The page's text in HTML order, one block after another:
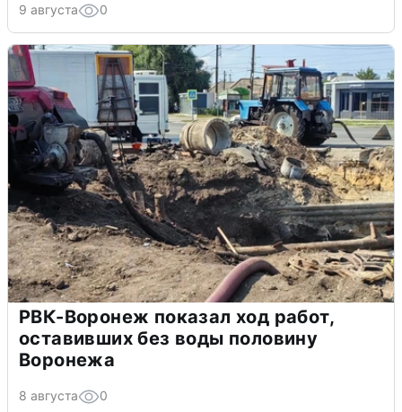
9 августа 0
РВК-Воронеж показал ход работ,
оставивших без воды половину
Воронежа
8 августа 0